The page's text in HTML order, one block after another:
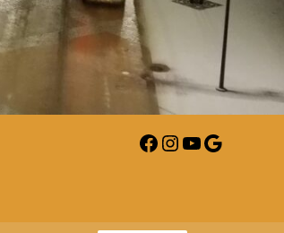
Facebook
Instagram
YouTube
Google